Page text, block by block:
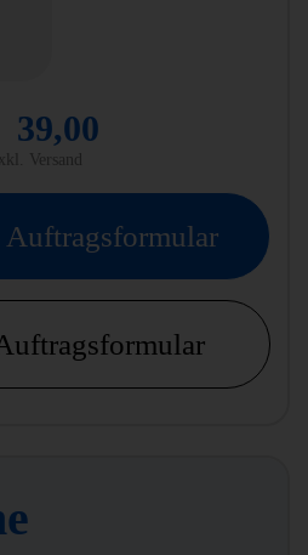
39,00
Versand
Auftragsformular